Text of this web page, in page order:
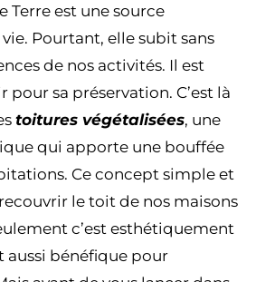
Terre est une source
Pourtant, elle subit sans
de nos activités. Il est
pour sa préservation. C’est là
toitures végétalisées, une
qui apporte une bouffée
Ce concept simple et
le toit de nos maisons
c’est esthétiquement
aussi bénéfique pour